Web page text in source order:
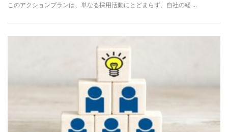
このアクションプランは、単なる採用活動にとどまらず、自社の経 …